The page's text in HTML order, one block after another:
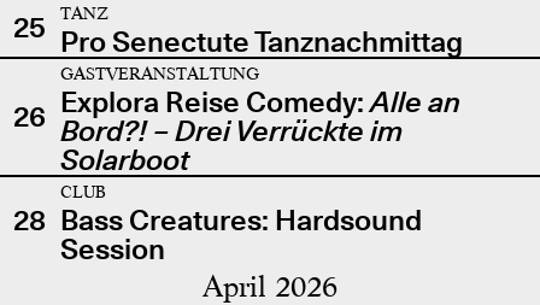
25
TANZ
Pro Senectute Tanznachmittag
26
GASTVERANSTALTUNG
Explora Reise Comedy:Alle an
Bord?! – Drei Verrückte im
Solarboot
28
CLUB
Bass Creatures: Hardsound
Session
April 2026